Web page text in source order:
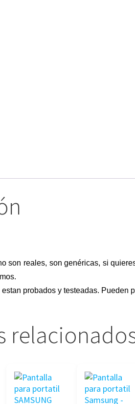
son reales, son genéricas, si
probados y testeadas.